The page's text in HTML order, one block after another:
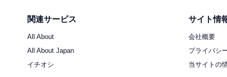
関連サービス
All About
All About Japan
イチオシ
サイト情
会社概要
プライバシ
当サイトの